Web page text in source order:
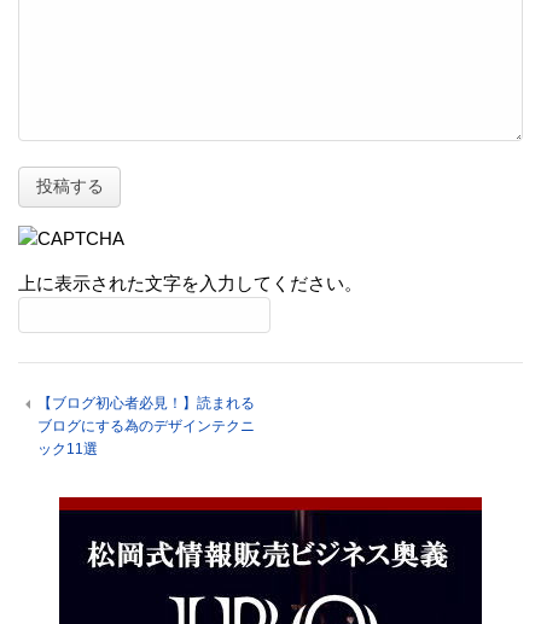
上に表示された文字を入力してください。
【ブログ初心者必見！】読まれる
ブログにする為のデザインテクニ
ック11選